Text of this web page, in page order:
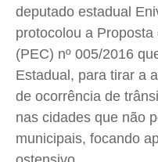
Cultura
Colunas
Caetano Roque
Gustavo Bastos
Wanda Sily
Cultura
Colunas
Caetano Roque
Gustavo Bastos
Wanda Sily
Cultura
Colunas
Caetano Roque
Gustavo Bastos
Wanda Sily
Cultura
Colunas
Caetano Roque
Gustavo Bastos
Wanda Sily
deputado estadual
protocolou a
(PEC) nº 005/2016
Estadual, para tirar a
de ocorrência de
nas cidades que não
municipais, focando